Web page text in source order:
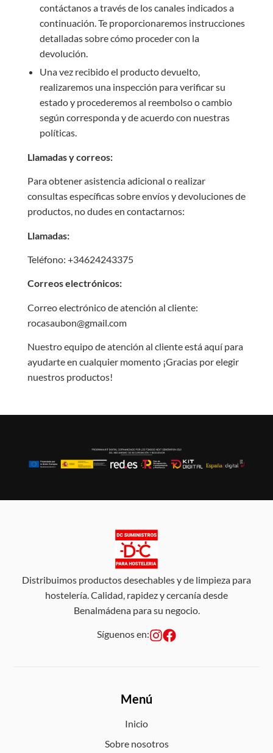
contáctanos a través de los canales indicados a
continuación. Te proporcionaremos instrucciones
detalladas sobre cómo proceder con la
devolución.
Una vez recibido el producto devuelto,
realizaremos una inspección para verificar su
estado y procederemos al reembolso o cambio
según corresponda y de acuerdo con nuestras
políticas.
Llamadas y correos:
Para obtener asistencia adicional o realizar
consultas específicas sobre envíos y devoluciones de
productos, no dudes en contactarnos:
Llamadas:
Teléfono: +34624243375
Correos electrónicos:
Correo electrónico de atención al cliente:
rocasaubon@gmail.com
Nuestro equipo de atención al cliente está aquí para
ayudarte en cualquier momento ¡Gracias por elegir
nuestros productos!
Distribuimos productos desechables y de limpieza para
hostelería. Calidad, rapidez y cercanía desde
Benalmádena para su negocio.
Síguenos en:
Menú
Inicio
Sobre nosotros